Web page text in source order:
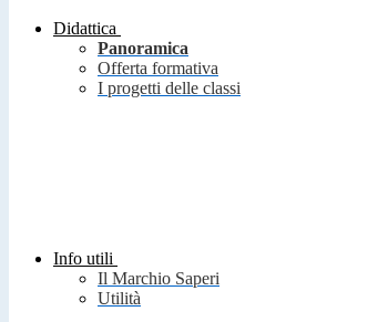
Didattica
Panoramica
Offerta formativa
I progetti delle classi
Info utili
Il Marchio Saperi
Utilità